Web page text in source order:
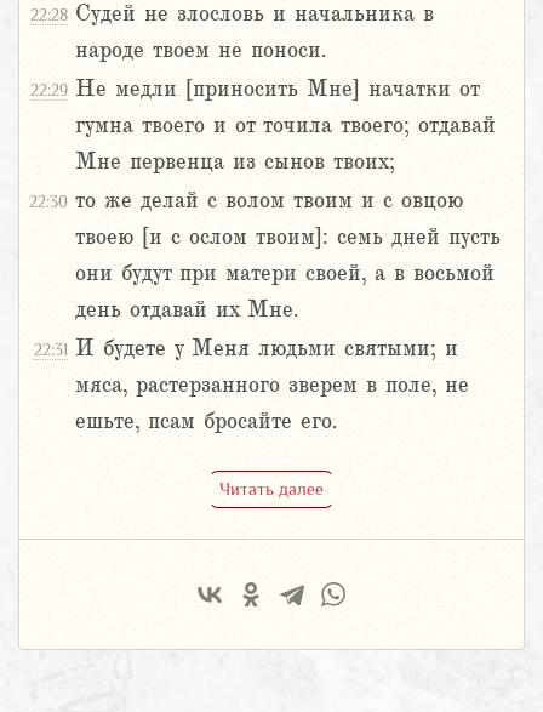
22:28 Судей не злословь и начальника в
народе твоем не поноси.
22:29 Не медли [приносить Мне] начатки от
гумна твоего и от точила твоего; отдавай
Мне первенца из сынов твоих;
22:30 то же делай с волом твоим и с овцою
твоею [и с ослом твоим]: семь дней пусть
они будут при матери своей, а в восьмой
день отдавай их Мне.
22:31 И будете у Меня людьми святыми; и
мяса, растерзанного зверем в поле, не
ешьте, псам бросайте его.
Читать далее